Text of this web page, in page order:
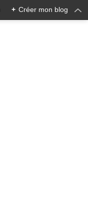
+ Créer mon blog